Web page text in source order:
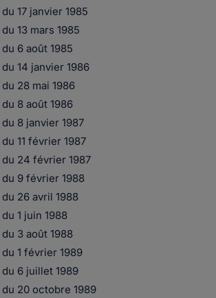
du 17 janvier 1985
du 13 mars 1985
du 6 août 1985
du 14 janvier 1986
du 28 mai 1986
du 8 août 1986
du 8 janvier 1987
du 11 février 1987
du 24 février 1987
du 9 février 1988
du 26 avril 1988
du 1 juin 1988
du 3 août 1988
du 1 février 1989
du 6 juillet 1989
du 20 octobre 1989